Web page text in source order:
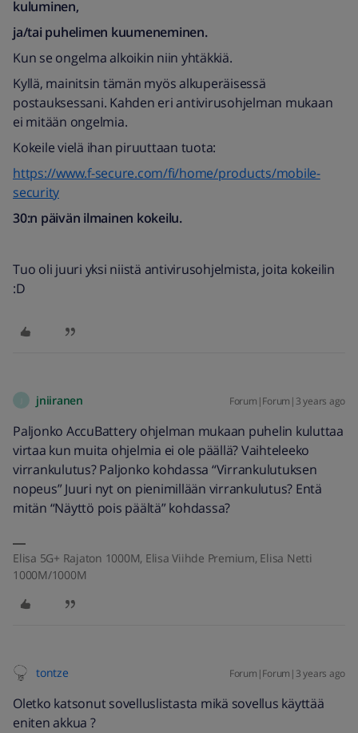
kuluminen,
ja/tai puhelimen kuumeneminen.
Kun se ongelma alkoikin niin yhtäkkiä.
Kyllä, mainitsin tämän myös alkuperäisessä
postauksessani. Kahden eri antivirusohjelman mukaan
ei mitään ongelmia.
Kokeile vielä ihan piruuttaan tuota:
https://www.f-secure.com/fi/home/products/mobile-
security
30:n päivän ilmainen kokeilu.
Tuo oli juuri yksi niistä antivirusohjelmista, joita kokeilin
:D
jniiranen Forum|Forum|3 years ago
Paljonko AccuBattery ohjelman mukaan puhelin kuluttaa
virtaa kun muita ohjelmia ei ole päällä? Vaihteleeko
virrankulutus? Paljonko kohdassa “Virrankulutuksen
nopeus” Juuri nyt on pienimillään virrankulutus? Entä
mitän “Näyttö pois päältä” kohdassa?
Elisa 5G+ Rajaton 1000M, Elisa Viihde Premium, Elisa Netti
1000M/1000M
tontze Forum|Forum|3 years ago
Oletko katsonut sovelluslistasta mikä sovellus käyttää
eniten akkua ?